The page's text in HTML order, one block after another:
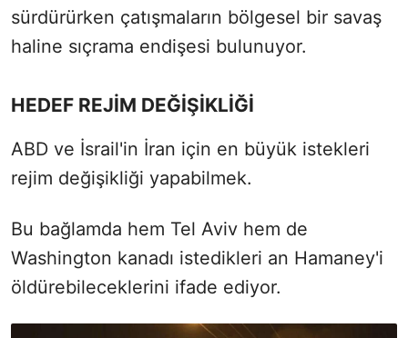
sürdürürken çatışmaların bölgesel bir savaş
haline sıçrama endişesi bulunuyor.
HEDEF REJİM DEĞİŞİKLİĞİ
ABD ve İsrail'in İran için en büyük istekleri
rejim değişikliği yapabilmek.
Bu bağlamda hem Tel Aviv hem de
Washington kanadı istedikleri an Hamaney'i
öldürebileceklerini ifade ediyor.